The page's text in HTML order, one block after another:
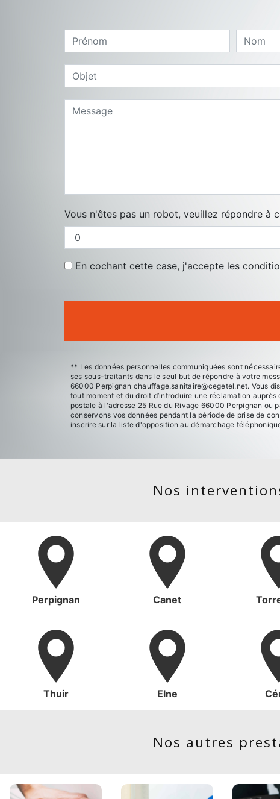
Vous n'êtes pas un robot, veuillez répondre à
En cochant cette case, j'accepte les
** Les données personnelles communiquées sont
ses sous-traitants dans le seul but de répondre à votre
66000 Perpignan chauffage.sanitaire@cegetel.net. Vous
tout moment et du droit d’introduire une réclamation
postale à l'adresse 25 Rue du Rivage 66000 Perpignan
conservons vos données pendant la période de prise de
inscrire sur la liste d'opposition au démarchage
Nos
Perpignan Canet
Thuir Elne
Nos autres